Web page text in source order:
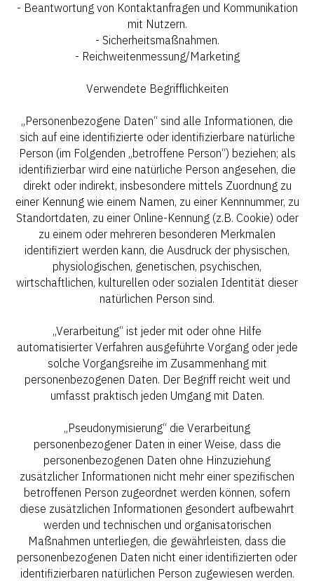
- Beantwortung von Kontaktanfragen und Kommunikation
mit Nutzern.
- Sicherheitsmaßnahmen.
- Reichweitenmessung/Marketing
Verwendete Begrifflichkeiten
„Personenbezogene Daten“ sind alle Informationen, die
sich auf eine identifizierte oder identifizierbare natürliche
Person (im Folgenden „betroffene Person“) beziehen; als
identifizierbar wird eine natürliche Person angesehen, die
direkt oder indirekt, insbesondere mittels Zuordnung zu
einer Kennung wie einem Namen, zu einer Kennnummer, zu
Standortdaten, zu einer Online-Kennung (z.B. Cookie) oder
zu einem oder mehreren besonderen Merkmalen
identifiziert werden kann, die Ausdruck der physischen,
physiologischen, genetischen, psychischen,
wirtschaftlichen, kulturellen oder sozialen Identität dieser
natürlichen Person sind.
„Verarbeitung“ ist jeder mit oder ohne Hilfe
automatisierter Verfahren ausgeführte Vorgang oder jede
solche Vorgangsreihe im Zusammenhang mit
personenbezogenen Daten. Der Begriff reicht weit und
umfasst praktisch jeden Umgang mit Daten.
„Pseudonymisierung“ die Verarbeitung
personenbezogener Daten in einer Weise, dass die
personenbezogenen Daten ohne Hinzuziehung
zusätzlicher Informationen nicht mehr einer spezifischen
betroffenen Person zugeordnet werden können, sofern
diese zusätzlichen Informationen gesondert aufbewahrt
werden und technischen und organisatorischen
Maßnahmen unterliegen, die gewährleisten, dass die
personenbezogenen Daten nicht einer identifizierten oder
identifizierbaren natürlichen Person zugewiesen werden.